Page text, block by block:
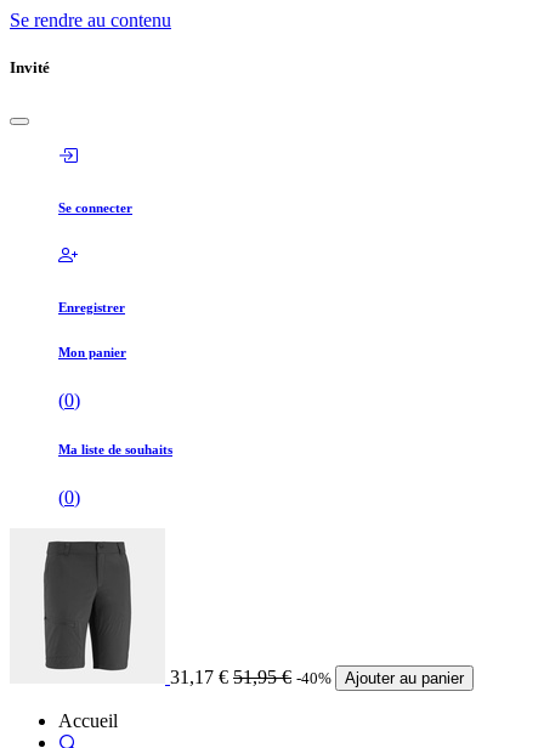
Se rendre au contenu
Invité
Se connecter
Enregistrer
Mon panier
(0)
Ma liste de souhaits
(0)
31,17 € 51,95€ -40% Ajouter au panier
Accueil